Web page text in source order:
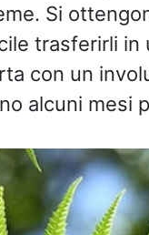
Si
trasferirli in
con un
alcuni mesi